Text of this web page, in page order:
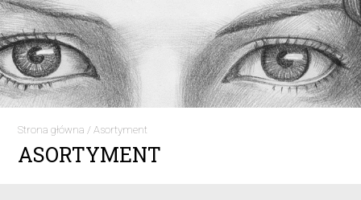
Strona główna /Asortyment
ASORTYMENT